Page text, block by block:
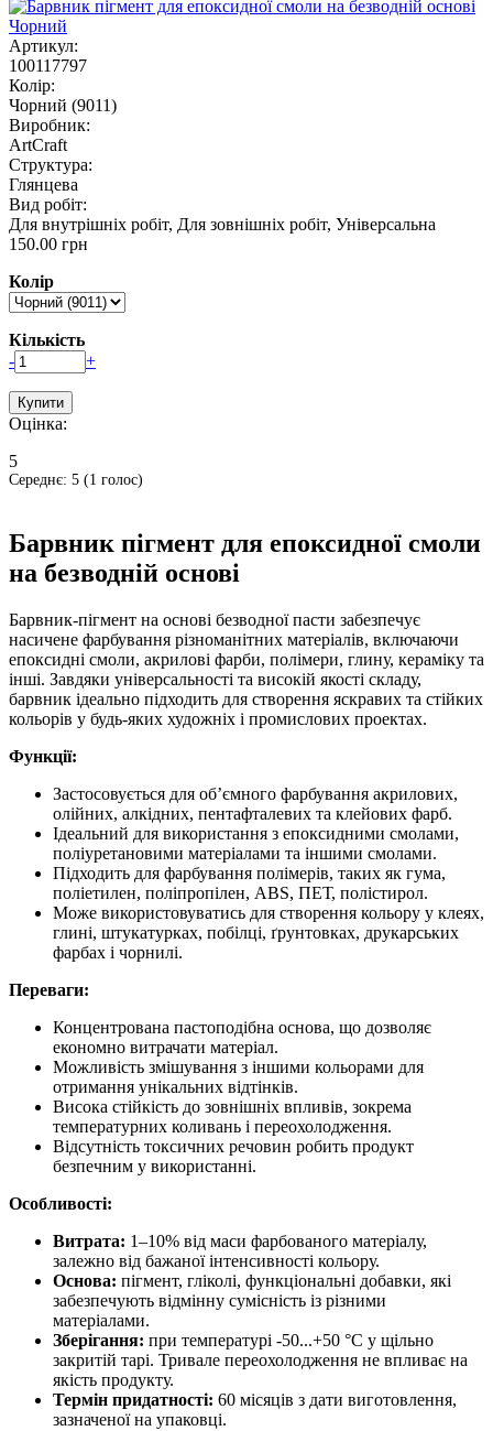
Артикул:
100117797
Колір:
Чорний (9011)
Виробник:
ArtCraft
Структура:
Глянцева
Вид робіт:
Для внутрішніх робіт, Для зовнішніх робіт, Універсальна
150.00 грн
Колір
Кількість
-
+
Оцінка:
5
Середнє: 5 (1 голос)
Барвник пігмент для епоксидної смоли
на безводній основі
Барвник-пігмент на основі безводної пасти забезпечує
насичене фарбування різноманітних матеріалів, включаючи
епоксидні смоли, акрилові фарби, полімери, глину, кераміку та
інші. Завдяки універсальності та високій якості складу,
барвник ідеально підходить для створення яскравих та стійких
кольорів у будь-яких художніх і промислових проектах.
Функції:
Застосовується для об’ємного фарбування акрилових,
олійних, алкідних, пентафталевих та клейових фарб.
Ідеальний для використання з епоксидними смолами,
поліуретановими матеріалами та іншими смолами.
Підходить для фарбування полімерів, таких як гума,
поліетилен, поліпропілен, ABS, ПЕТ, полістирол.
Може використовуватись для створення кольору у клеях,
глині, штукатурках, побілці, ґрунтовках, друкарських
фарбах і чорнилі.
Переваги:
Концентрована пастоподібна основа, що дозволяє
економно витрачати матеріал.
Можливість змішування з іншими кольорами для
отримання унікальних відтінків.
Висока стійкість до зовнішніх впливів, зокрема
температурних коливань і переохолодження.
Відсутність токсичних речовин робить продукт
безпечним у використанні.
Особливості:
Витрата: 1–10% від маси фарбованого матеріалу,
залежно від бажаної інтенсивності кольору.
Основа: пігмент, гліколі, функціональні добавки, які
забезпечують відмінну сумісність із різними
матеріалами.
Зберігання: при температурі -50...+50 °C у щільно
закритій тарі. Тривале переохолодження не впливає на
якість продукту.
Термін придатності: 60 місяців з дати виготовлення,
зазначеної на упаковці.